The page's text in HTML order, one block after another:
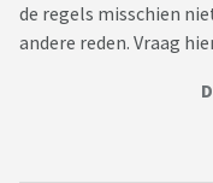
de regels misschien
andere reden. Vraag